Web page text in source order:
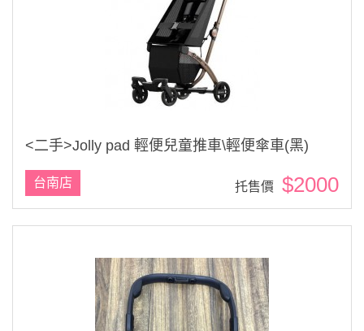
<二手>Jolly pad 輕便兒童推車\輕便傘車(黑)
$2000
托售價
台南店